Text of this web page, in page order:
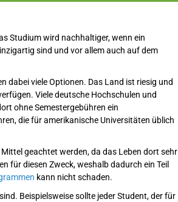
Studium wird nachhaltiger, wenn ein
sind und vor allem auch auf dem
dabei viele Optionen. Das Land ist riesig und
Viele deutsche Hochschulen und
ohne Semestergebühren ein
die für amerikanische Universitäten üblich
geachtet werden, da das Leben dort sehr
für diesen Zweck, weshalb dadurch ein Teil
kann nicht schaden.
Beispielsweise sollte jeder Student, der für